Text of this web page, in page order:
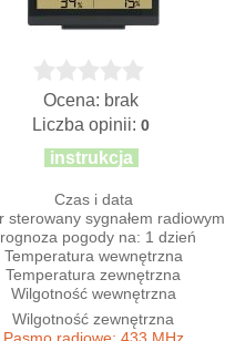
Ocena: brak
Liczba opinii:0
instrukcja
Czas i data
sterowany sygnałem radiowym
pogody na: 1 dzień
Temperatura wewnętrzna
Temperatura zewnętrzna
Wilgotność wewnętrzna
Wilgotność zewnętrzna